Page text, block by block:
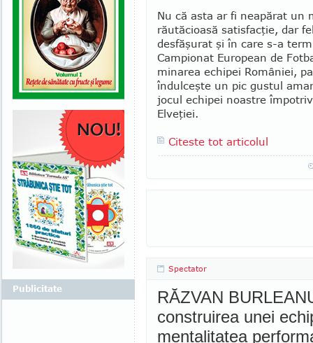
Nu că asta ar fi neapărat un
răutăcioasă satis­facţie, dar
desfăşurat şi în care s-a
Campionat European de
minarea echipei României,
îndul­ceşte un pic gustul
jocul echipei noastre
Elveţiei.
Citeste tot articolul
Spectator
RĂZVAN
construirea unei
mentalitatea
Publicitate